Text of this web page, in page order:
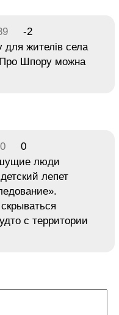
-2
жителів села
Про Шпору можна
0
люди
лепет
с территории